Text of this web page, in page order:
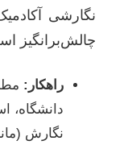
نگارشی
چالش‌برانگیز
راهکار:
دانشگاه،